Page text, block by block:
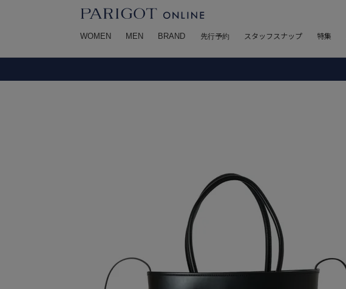
WOMEN MEN BRAND 先行予約 スタッフスナップ 特集